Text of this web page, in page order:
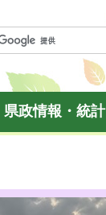
県政情報・統計